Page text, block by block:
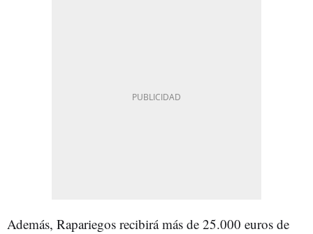
Además, Rapariegos recibirá más de 25.000 euros de